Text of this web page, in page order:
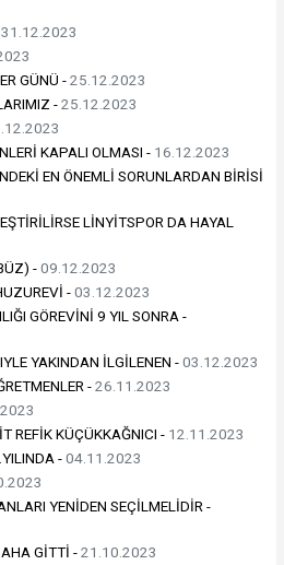
31.12.2023
GÜNÜ -25.12.2023
-25.12.2023
KAPALI OLMASI - 16.12.2023
EN ÖNEMLİ SORUNLARDAN BİRİSİ
LİNYİTSPOR DA HAYAL
-09.12.2023
-03.12.2023
GÖREVİNİ 9 YIL SONRA -
YAKINDAN İLGİLENEN -03.12.2023
-26.11.2023
REFİK KÜÇÜKKAĞNICI - 12.11.2023
-04.11.2023
YENİDEN SEÇİLMELİDİR -
GİTTİ -21.10.2023